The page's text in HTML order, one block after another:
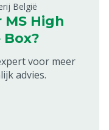
België
High
voor meer
advies.